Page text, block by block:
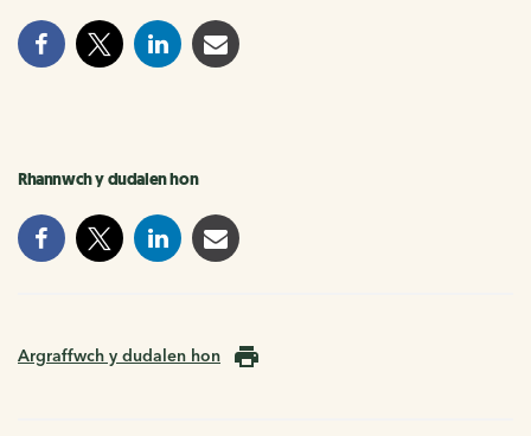
Rhannwch y dudalen hon
Argraffwch y dudalen hon